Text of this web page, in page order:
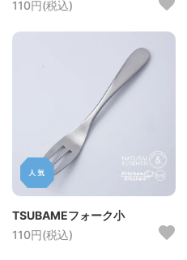
110円(税込)
TSUBAMEフォーク小
110円(税込)